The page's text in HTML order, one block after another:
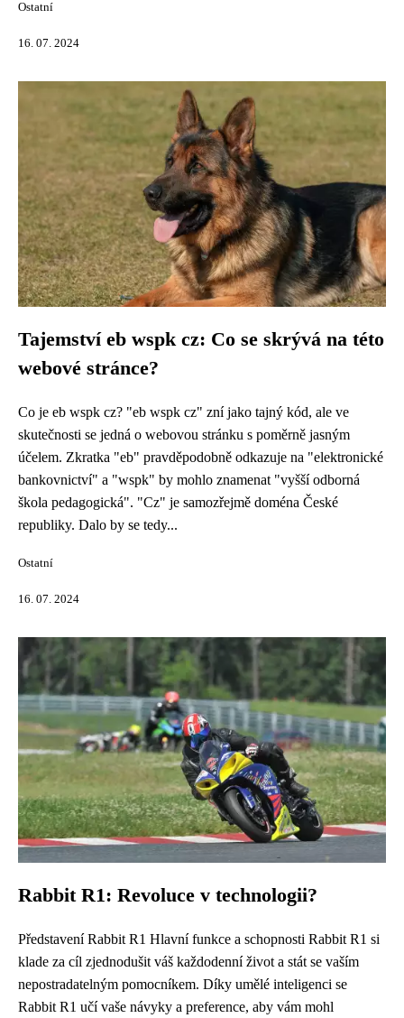
Ostatní
16. 07. 2024
Tajemství eb wspk cz: Co se skrývá na této
webové stránce?
Co je eb wspk cz? "eb wspk cz" zní jako tajný kód, ale ve
skutečnosti se jedná o webovou stránku s poměrně jasným
účelem. Zkratka "eb" pravděpodobně odkazuje na "elektronické
bankovnictví" a "wspk" by mohlo znamenat "vyšší odborná
škola pedagogická". "Cz" je samozřejmě doména České
republiky. Dalo by se tedy...
Ostatní
16. 07. 2024
Rabbit R1: Revoluce v technologii?
Představení Rabbit R1 Hlavní funkce a schopnosti Rabbit R1 si
klade za cíl zjednodušit váš každodenní život a stát se vaším
nepostradatelným pomocníkem. Díky umělé inteligenci se
Rabbit R1 učí vaše návyky a preference, aby vám mohl